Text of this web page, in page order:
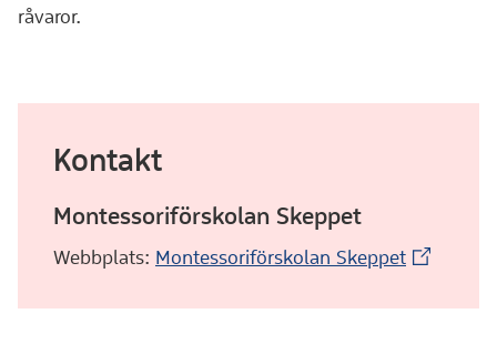
råvaror.
Kontakt
Montessoriförskolan Skeppet
Webbplats: Montessoriförskolan Skeppet(Extern